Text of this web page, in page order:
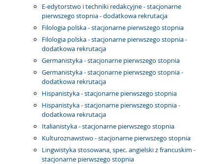
E-edytorstwo i techniki redakcyjne - stacjonarne
pierwszego stopnia - dodatkowa rekrutacja
Filologia polska - stacjonarne pierwszego stopnia
Filologia polska - stacjonarne pierwszego stopnia -
dodatkowa rekrutacja
Germanistyka - stacjonarne pierwszego stopnia
Germanistyka - stacjonarne pierwszego stopnia -
dodatkowa rekrutacja
Hispanistyka - stacjonarne pierwszego stopnia
Hispanistyka - stacjonarne pierwszego stopnia -
dodatkowa rekrutacja
Italianistyka - stacjonarne pierwszego stopnia
Kulturoznawstwo - stacjonarne pierwszego stopnia
Lingwistyka stosowana, spec. angielski z francuskim -
stacjonarne pierwszego stopnia